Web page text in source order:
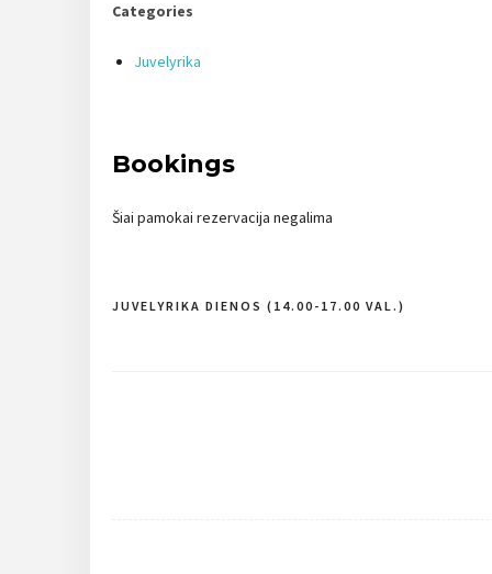
Categories
Juvelyrika
Bookings
Šiai pamokai rezervacija negalima
Navigacija
JUVELYRIKA DIENOS (14.00-17.00 VAL.)